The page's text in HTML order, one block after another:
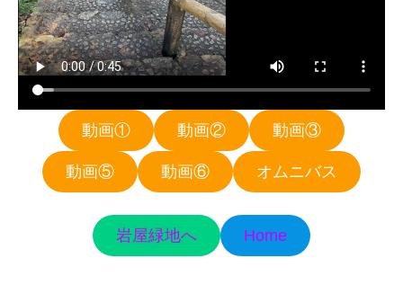
動画① 動画② 動画③
動画⑤ 動画⑥ オムニバス
岩屋緑地へ Home